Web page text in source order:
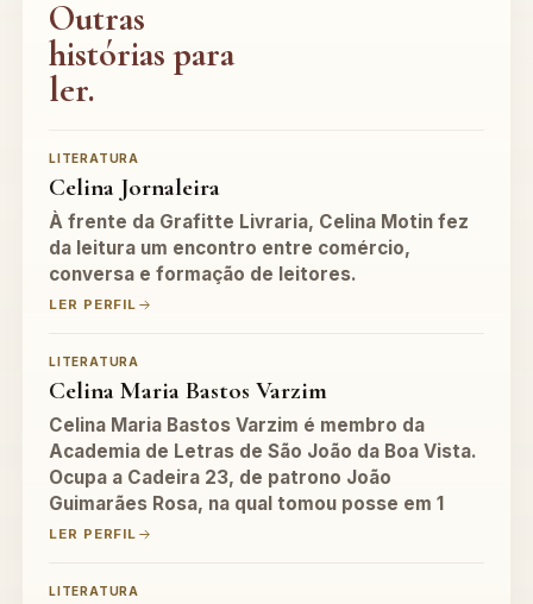
Outras
histórias para
ler.
LITERATURA
Celina Jornaleira
À frente da Grafitte Livraria, Celina Motin fez
da leitura um encontro entre comércio,
conversa e formação de leitores.
LER PERFIL
LITERATURA
Celina Maria Bastos Varzim
Celina Maria Bastos Varzim é membro da
Academia de Letras de São João da Boa Vista.
Ocupa a Cadeira 23, de patrono João
Guimarães Rosa, na qual tomou posse em 1
LER PERFIL
LITERATURA